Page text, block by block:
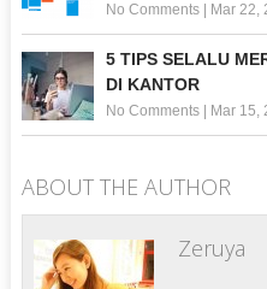
No Comments| Mar 22,
5 TIPS SELALU
DI KANTOR
No Comments| Mar 15,
ABOUT THE AUTHOR
Zeruya